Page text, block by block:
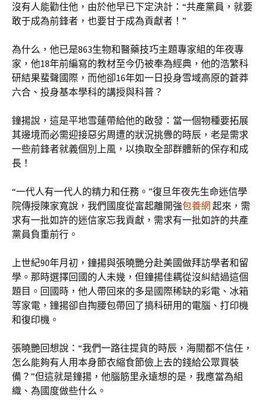
沒有人能勸住他，由於他早已下定決計：“共產黨員，就要
敢于成為前鋒者，也要甘于成為貢獻者！”
為什么，他已是863生物和醫藥技巧主題專家組的年夜專
家，他18年前編寫的教材至今仍被奉為經典，他的浩繁科
研結果蜚聲國際，而他卻16年如一日投身雪域高原的蒼莽
六合、投身基本學科的講授與科普？
鐘揚說，這是平地雪蓮帶給他的啟發：當一個物種要拓展
其邊境而必需迎接惡劣周遭的狀況挑釁的時辰，老是需求
一些前鋒者就義個別上風，以換取全部群體新的保存和成
長！
“一代人有一代人的精力和任務。”復旦年夜先生命迷信學
院傳授陳家寬說，我們國度從富起離開強包養網 起來，需
求有一批如許的迷信家忘我貢獻，需求有一批如許的共產
黨員負重前行。
上世紀90年月初，鐘揚與張曉艷分赴美國做拜訪學者和留
學。那時選擇回國的人未幾，但鐘揚佳耦從沒糾結過這個
題目。回國時，他人帶回來的多是國際稀缺的彩電、冰箱
等家電，鐘揚卻自掏腰包帶回了搞科研用的電腦、打印機
和復印機。
張曉艷回想說：“我們一路往提貨的時辰，海關都不信任，
怎么能夠有人用本身節衣縮食節儉上去的錢給公眾買裝
備？”但這就是鐘揚，他腦筋里永遠想的是，我應當為組
織、為國度做些什么。